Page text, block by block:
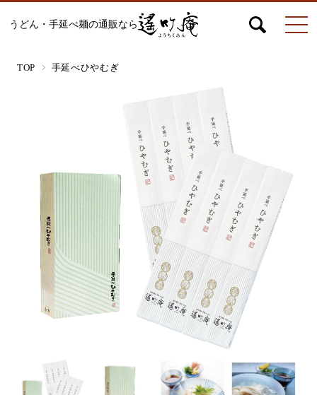
うどん・手延べ麺の通販なら
ひやむぎ
そば
TOP 手延べひやむぎ